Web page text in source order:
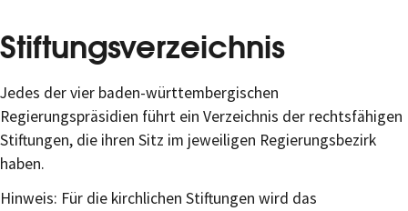
Stiftungsverzeichnis
Jedes der vier baden-württembergischen
Regierungspräsidien führt ein Verzeichnis der rechtsfähigen
Stiftungen, die ihren Sitz im jeweiligen Regierungsbezirk
haben.
Hinweis: Für die kirchlichen Stiftungen wird das